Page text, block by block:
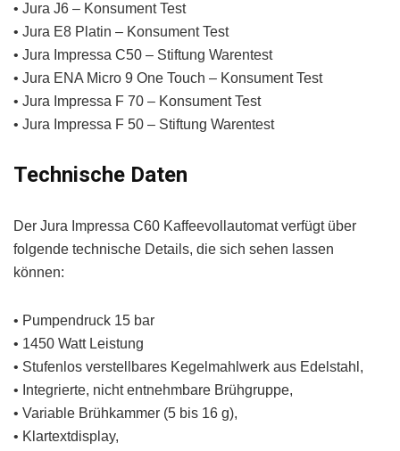
• Jura J6 – Konsument Test
• Jura E8 Platin – Konsument Test
• Jura Impressa C50 – Stiftung Warentest
• Jura ENA Micro 9 One Touch – Konsument Test
• Jura Impressa F 70 – Konsument Test
• Jura Impressa F 50 – Stiftung Warentest
Technische Daten
Der Jura Impressa C60 Kaffeevollautomat verfügt über
folgende technische Details, die sich sehen lassen
können:
• Pumpendruck 15 bar
• 1450 Watt Leistung
• Stufenlos verstellbares Kegelmahlwerk aus Edelstahl,
• Integrierte, nicht entnehmbare Brühgruppe,
• Variable Brühkammer (5 bis 16 g),
• Klartextdisplay,